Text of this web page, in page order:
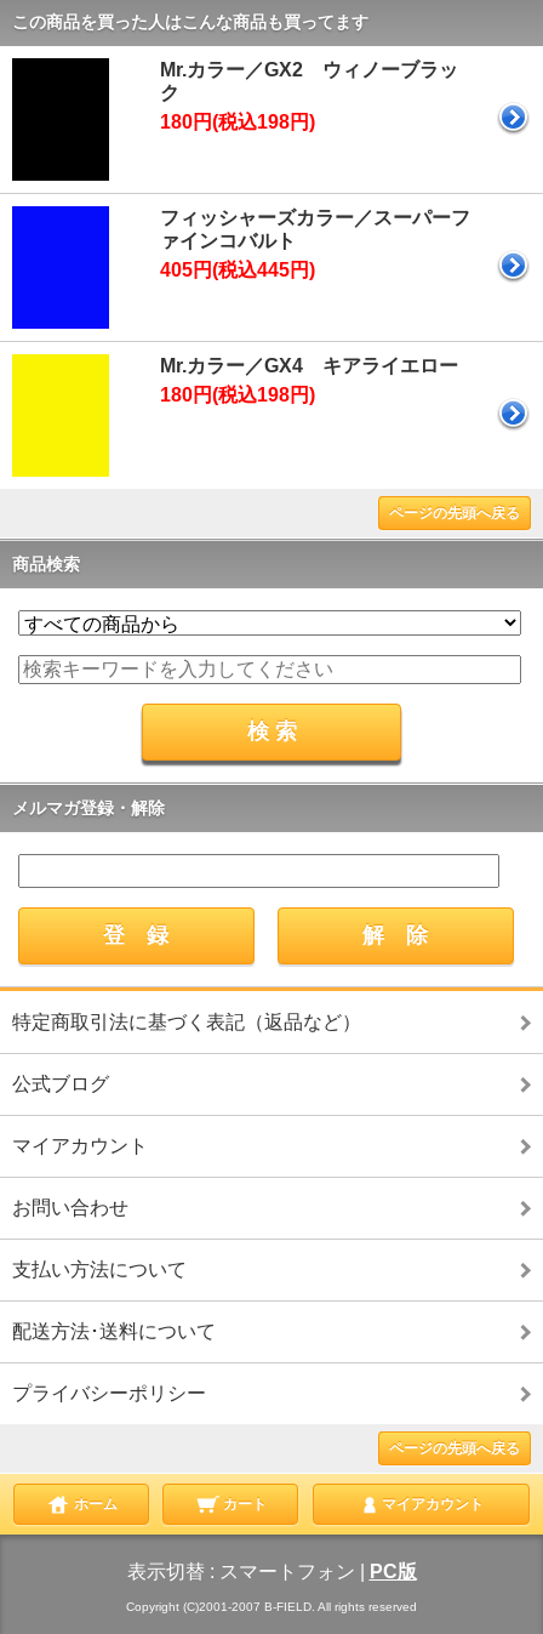
この商品を買った人はこんな商品も買ってます
Mr.カラー／GX2 ウィノーブラッ
ク
180円(税込198円)
フィッシャーズカラー／スーパーフ
ァインコバルト
405円(税込445円)
Mr.カラー／GX4 キアライエロー
180円(税込198円)
ページの先頭へ戻る
商品検索
メルマガ登録・解除
特定商取引法に基づく表記（返品など）
公式ブログ
マイアカウント
お問い合わせ
支払い方法について
配送方法･送料について
プライバシーポリシー
ページの先頭へ戻る
ホーム カート マイアカウント
表示切替 : スマートフォン PC版
Copyright (C)2001-2007 B-FIELD. All rights reserved